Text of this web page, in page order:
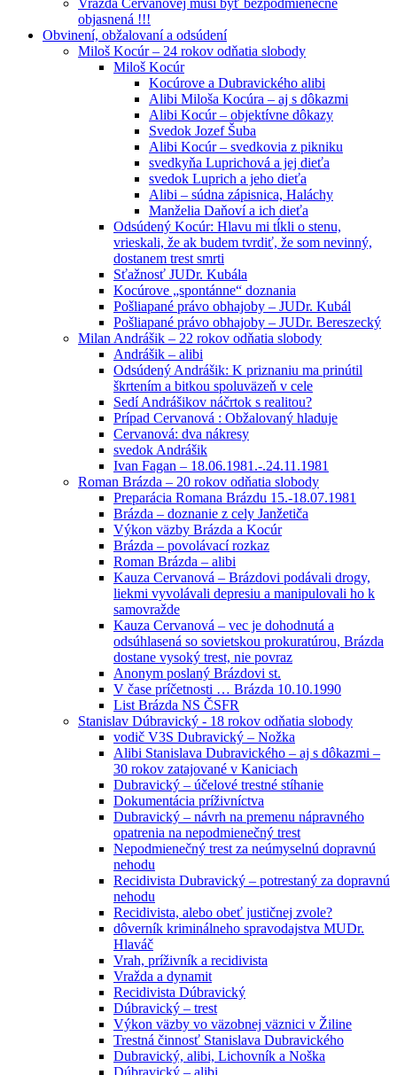
objasnená !!!
Obvinení, obžalovaní a odsúdení
Miloš Kocúr – 24 rokov odňatia slobody
Miloš Kocúr
Kocúrove a Dubravického alibi
Alibi Miloša Kocúra – aj s dôkazmi
Alibi Kocúr – objektívne dôkazy
Svedok Jozef Šuba
Alibi Kocúr – svedkovia z pikniku
svedkyňa Luprichová a jej dieťa
svedok Luprich a jeho dieťa
Alibi – súdna zápisnica, Haláchy
Manželia Daňoví a ich dieťa
Odsúdený Kocúr: Hlavu mi tĺkli o stenu,
vrieskali, že ak budem tvrdiť, že som nevinný,
dostanem trest smrti
Sťažnosť JUDr. Kubála
Kocúrove „spontánne“ doznania
Pošliapané právo obhajoby – JUDr. Kubál
Pošliapané právo obhajoby – JUDr. Bereszecký
Milan Andrášik – 22 rokov odňatia slobody
Andrášik – alibi
Odsúdený Andrášik: K priznaniu ma prinútil
škrtením a bitkou spoluväzeň v cele
Sedí Andrášikov náčrtok s realitou?
Prípad Cervanová : Obžalovaný hladuje
Cervanová: dva nákresy
svedok Andrášik
Ivan Fagan – 18.06.1981.-.24.11.1981
Roman Brázda – 20 rokov odňatia slobody
Preparácia Romana Brázdu 15.-18.07.1981
Brázda – doznanie z cely Janžetiča
Výkon väzby Brázda a Kocúr
Brázda – povolávací rozkaz
Roman Brázda – alibi
Kauza Cervanová – Brázdovi podávali drogy,
liekmi vyvolávali depresiu a manipulovali ho k
samovražde
Kauza Cervanová – vec je dohodnutá a
odsúhlasená so sovietskou prokuratúrou, Brázda
dostane vysoký trest, nie povraz
Anonym poslaný Brázdovi st.
V čase príčetnosti … Brázda 10.10.1990
List Brázda NS ČSFR
Stanislav Dúbravický - 18 rokov odňatia slobody
vodič V3S Dubravický – Nožka
Alibi Stanislava Dubravického – aj s dôkazmi –
30 rokov zatajované v Kaniciach
Dubravický – účelové trestné stíhanie
Dokumentácia príživníctva
Dubravický – návrh na premenu nápravného
opatrenia na nepodmienečný trest
Nepodmienečný trest za neúmyselnú dopravnú
nehodu
Recidivista Dubravický – potrestaný za dopravnú
nehodu
Recidivista, alebo obeť justičnej zvole?
dôverník kriminálneho spravodajstva MUDr.
Hlaváč
Vrah, príživník a recidivista
Vražda a dynamit
Recidivista Dúbravický
Dúbravický – trest
Výkon väzby vo väzobnej väznici v Žiline
Trestná činnosť Stanislava Dubravického
Dubravický, alibi, Lichovník a Noška
Dúbravický – alibi